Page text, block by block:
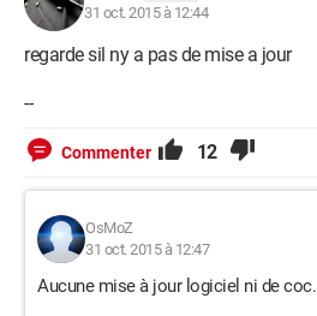
31 oct. 2015 à 12:44
regarde sil ny a pas de mise a jour
--
Commenter 12
OsMoZ
31 oct. 2015 à 12:47
Aucune mise à jour logiciel ni de coc.